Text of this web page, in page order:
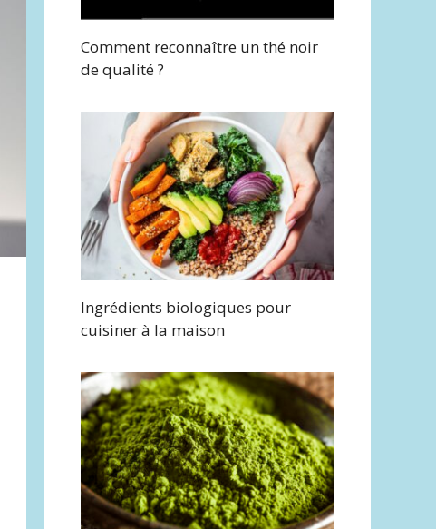
Comment reconnaître un thé noir
de qualité ?
Ingrédients biologiques pour
cuisiner à la maison